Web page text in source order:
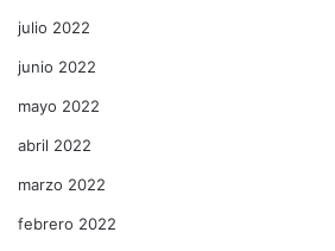
julio 2022
junio 2022
mayo 2022
abril 2022
marzo 2022
febrero 2022